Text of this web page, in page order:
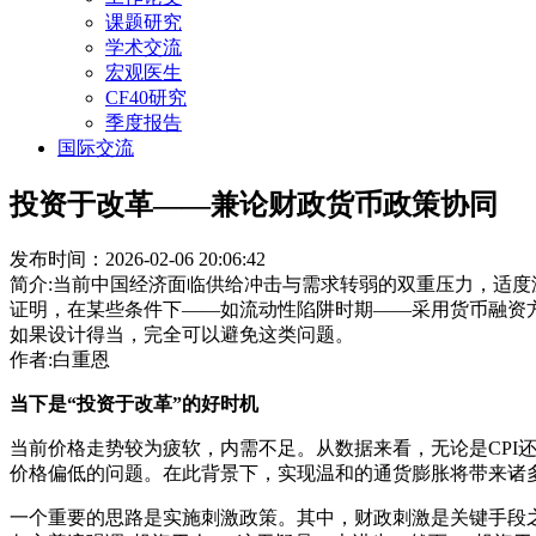
课题研究
学术交流
宏观医生
CF40研究
季度报告
国际交流
投资于改革——兼论财政货币政策协同
发布时间：2026-02-06 20:06:42
简介:当前中国经济面临供给冲击与需求转弱的双重压力，适
证明，在某些条件下——如流动性陷阱时期——采用货币融资
如果设计得当，完全可以避免这类问题。
作者:白重恩
当下是“投资于改革”的好时机
当前价格走势较为疲软，内需不足。从数据来看，无论是CPI
价格偏低的问题。在此背景下，实现温和的通货膨胀将带来
一个重要的思路是实施刺激政策。其中，财政刺激是关键手